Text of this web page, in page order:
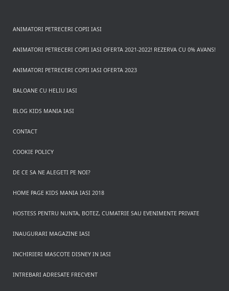
ANIMATORI PETRECERI COPII IASI
ANIMATORI PETRECERI COPII IASI OFERTA 2021-2022! REZERVA CU 0% AVANS!
ANIMATORI PETRECERI COPII IASI OFERTA 2023
BALOANE CU HELIU IASI
BLOG KIDS MANIA IASI
CONTACT
COOKIE POLICY
DE CE SA NE ALEGETI PE NOI?
HOME PAGE KIDS MANIA IASI 2018
HOSTESS PENTRU NUNTA, BOTEZ, CUMATRIE SAU EVENIMENTE PRIVATE
INAUGURARI MAGAZINE IASI
INCHIRIERI MASCOTE DISNEY IN IASI
INTREBARI ADRESATE FRECVENT